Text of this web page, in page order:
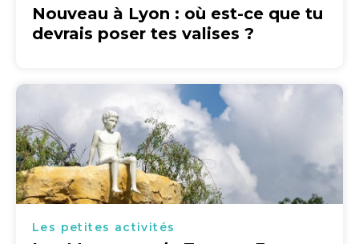
Nouveau à Lyon : où est-ce que tu
devrais poser tes valises ?
Les petites activités